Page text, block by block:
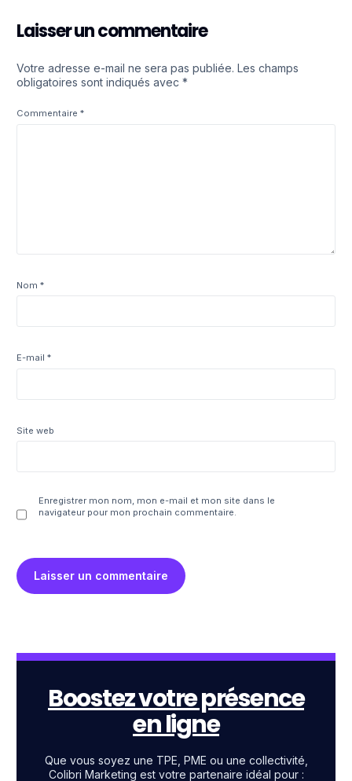
Laisser un commentaire
Votre adresse e-mail ne sera pas publiée. Les champs
obligatoires sont indiqués avec*
Commentaire*
Nom*
E-mail*
Site web
Enregistrer mon nom, mon e-mail et mon site dans le
navigateur pour mon prochain commentaire.
Boostez votre présence
en ligne
Que vous soyez une TPE, PME ou une collectivité,
Colibri Marketing est votre partenaire idéal pour :